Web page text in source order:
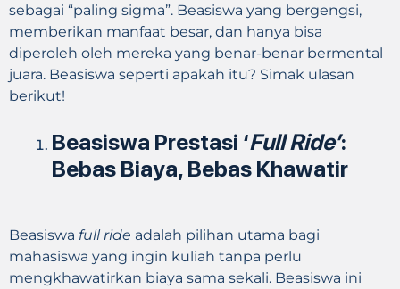
sebagai “paling sigma”. Beasiswa yang bergengsi,
memberikan manfaat besar, dan hanya bisa
diperoleh oleh mereka yang benar-benar bermental
juara. Beasiswa seperti apakah itu? Simak ulasan
berikut!
Beasiswa Prestasi ‘Full Ride’:
Bebas Biaya, Bebas Khawatir
Beasiswa full ride adalah pilihan utama bagi
mahasiswa yang ingin kuliah tanpa perlu
mengkhawatirkan biaya sama sekali. Beasiswa ini